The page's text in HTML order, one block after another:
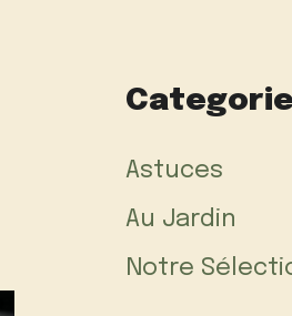
Astuces
Au Jardin
Notre